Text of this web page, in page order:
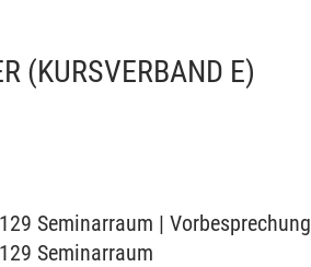
(KURSVERBAND E)
Seminarraum | Vorbesprechung
Seminarraum